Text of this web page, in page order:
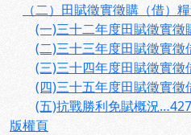
（二）田賦徵實徵購（借）
(一)三十二年度田賦徵實
(二)三十三年度田賦徵實
(三)三十四年度田賦徵實徵
(四)三十五年度田賦徵實
(五)抗戰勝利免賦概況…427
版權頁